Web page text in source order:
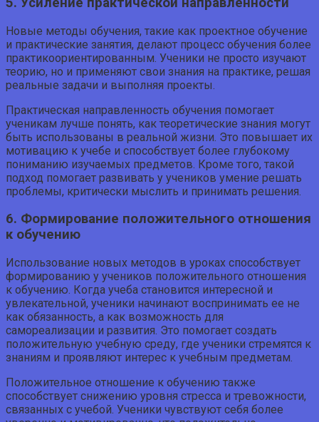
Новые методы обучения, такие как проектное обучение
и практические занятия, делают процесс обучения более
практикоориентированным. Ученики не просто изучают
теорию, но и применяют свои знания на практике, решая
реальные задачи и выполняя проекты.
Практическая направленность обучения помогает
ученикам лучше понять, как теоретические знания могут
быть использованы в реальной жизни. Это повышает их
мотивацию к учебе и способствует более глубокому
пониманию изучаемых предметов. Кроме того, такой
подход помогает развивать у учеников умение решать
проблемы, критически мыслить и принимать решения.
6. Формирование положительного отношения
к обучению
Использование новых методов в уроках способствует
формированию у учеников положительного отношения
к обучению. Когда учеба становится интересной и
увлекательной, ученики начинают воспринимать ее не
как обязанность, а как возможность для
самореализации и развития. Это помогает создать
положительную учебную среду, где ученики стремятся к
знаниям и проявляют интерес к учебным предметам.
Положительное отношение к обучению также
способствует снижению уровня стресса и тревожности,
связанных с учебой. Ученики чувствуют себя более